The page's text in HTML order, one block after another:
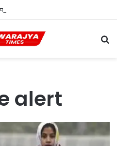
के विरूद्ध प्रभावी कार्यवाही
alert